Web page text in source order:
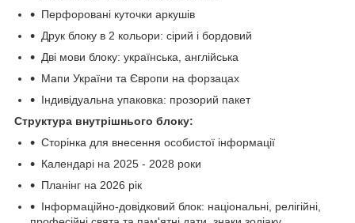
Перфоровані куточки аркушів
Друк блоку в 2 кольори: сірий і бордовий
Дві мови блоку: українська, англійська
Мапи України та Європи на форзацах
Індивідуальна упаковка: прозорий пакет
Структура внутрішнього блоку:
Сторінка для внесення особистої інформації
Календарі на 2025 - 2028 роки
Планінг на 2026 рік
Інформаційно-довідковий блок: національні, релігійні,